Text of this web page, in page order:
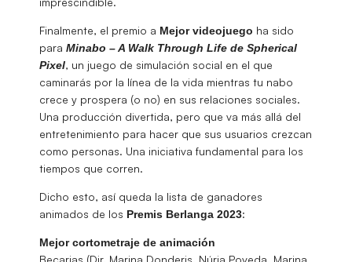
Finalmente, el premio a Mejor videojuego ha sido
para Minabo – A Walk Through Life de Spherical
Pixel, un juego de simulación social en el que
caminarás por la línea de la vida mientras tu nabo
crece y prospera (o no) en sus relaciones sociales.
Una producción divertida, pero que va más allá del
entretenimiento para hacer que sus usuarios crezcan
como personas. Una iniciativa fundamental para los
tiempos que corren.
Dicho esto, así queda la lista de ganadores
animados de los Premis Berlanga 2023:
Mejor cortometraje de animación